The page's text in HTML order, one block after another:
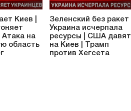
Киев |
Атака на
область
Зеленский без ракет |
Украина исчерпала
ресурсы | США давят
на Киев | Трамп
против Хегсета